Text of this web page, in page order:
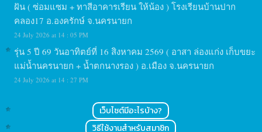
ฝัน ( ซ่อมแซม + ทาสีอาคารเรียน ให้น้อง ) โรงเรียนบ้านปาก
คลอง17 อ.องครักษ์ จ.นครนายก
24 July 2026 at 14 : 05 PM
รุ่น 5 ปี 69 วันอาทิตย์ที่ 16 สิงหาคม 2569 ( อาสา ล่องแก่ง เก็บขยะ
แม่น้ำนครนายก + น้ำตกนางรอง ) อ.เมือง จ.นครนายก
24 July 2026 at 14 : 27 PM
เว็บไซต์มีอะไรบ้าง?
วิธีใช้งานสำหรับสมาชิก